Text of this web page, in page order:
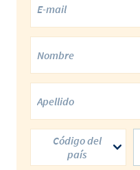
Código del
país